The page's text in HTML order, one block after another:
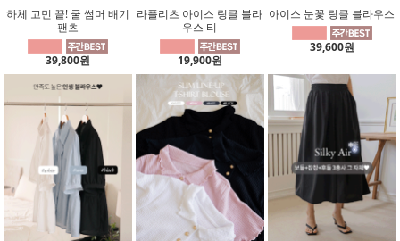
하체 고민 끝! 쿨 썸머 배기
팬츠
39,800원
라플리츠 아이스 링클 블라
우스 티
19,900원
아이스 눈꽃 링클 블라우스
39,600원